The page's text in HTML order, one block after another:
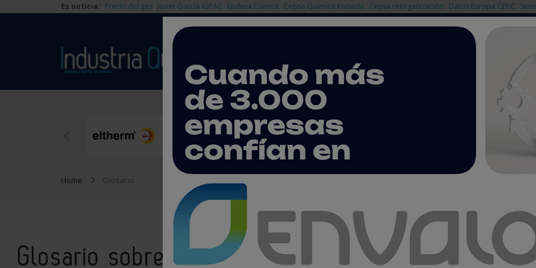
Es noticia: Precio del gas Javier García IUPAC Endesa Cuenca Cepsa Química Knowde Cepsa reorganización Datos Europa CEFIC
Home Glosario
Glosario sobre la Industria Química